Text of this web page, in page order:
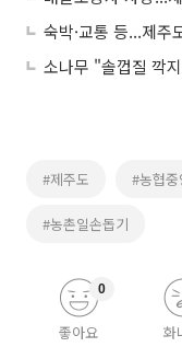
숙박·교통 등...제주
소나무 "솔껍질 깍
#제주도 #농협중
#농촌일손돕기
좋아요
0
화